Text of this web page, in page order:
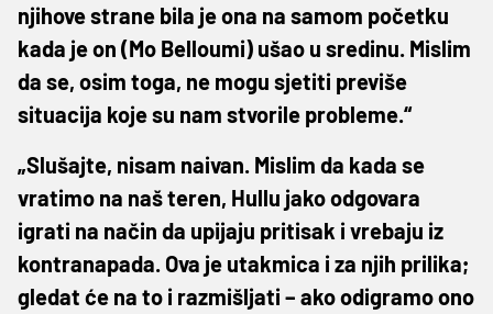
njihove strane bila je ona na samom početku
kada je on (Mo Belloumi) ušao u sredinu. Mislim
da se, osim toga, ne mogu sjetiti previše
situacija koje su nam stvorile probleme.“
„Slušajte, nisam naivan. Mislim da kada se
vratimo na naš teren, Hullu jako odgovara
igrati na način da upijaju pritisak i vrebaju iz
kontranapada. Ova je utakmica i za njih prilika;
gledat će na to i razmišljati – ako odigramo ono